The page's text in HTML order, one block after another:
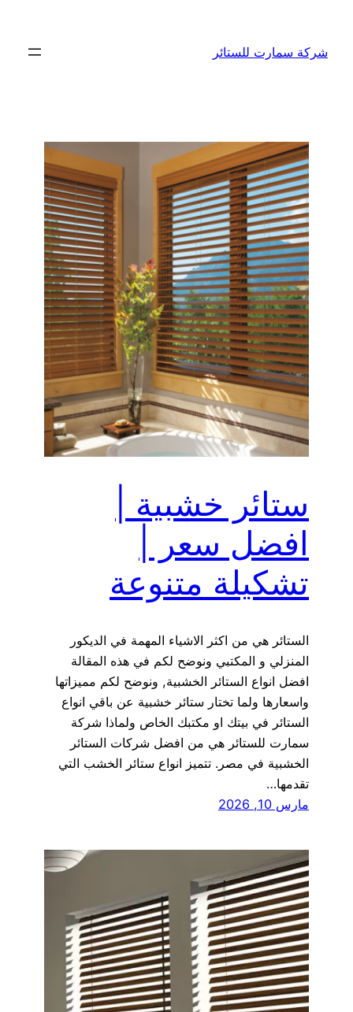
المحتوى
شركة سمارت للستائر
ستائر خشبية |
افضل سعر |
تشكيلة متنوعة
الستائر هي من اكثر الاشياء المهمة في الديكور
المنزلي و المكتبي ونوضح لكم في هذه المقالة
افضل انواع الستائر الخشبية, ونوضح لكم مميزاتها
واسعارها ولما تختار ستائر خشبية عن باقي انواع
الستائر في بيتك او مكتبك الخاص ولماذا شركة
سمارت للستائر هي من افضل شركات الستائر
الخشبية في مصر. تتميز انواع ستائر الخشب التي
تقدمها…
مارس 10, 2026